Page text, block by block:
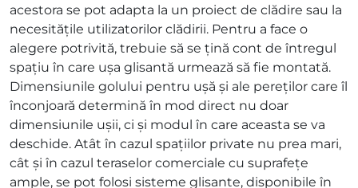
acestora se pot adapta la un proiect de clădire sau la
necesitățile utilizatorilor clădirii. Pentru a face o
alegere potrivită, trebuie să se țină cont de întregul
spațiu în care ușa glisantă urmează să fie montată.
Dimensiunile golului pentru ușă și ale pereților care îl
înconjoară determină în mod direct nu doar
dimensiunile ușii, ci și modul în care aceasta se va
deschide. Atât în cazul spațiilor private nu prea mari,
cât și în cazul teraselor comerciale cu suprafețe
ample, se pot folosi sisteme glisante, disponibile în